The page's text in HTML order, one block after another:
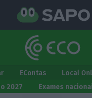
EContas Local
2027 Exames